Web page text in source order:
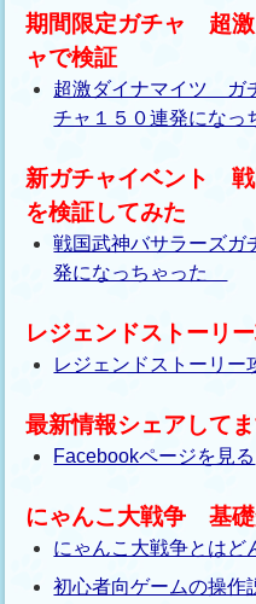
期間限定ガチャ 超激
ャで検証
超激ダイナマイツ ガ
チャ１５０連発になっ
新ガチャイベント 戦
を検証してみた
戦国武神バサラーズ
発になっちゃった
レジェンドストーリ
レジェンドストーリー
最新情報シェアしてま
Facebookページを見る
にゃんこ大戦争 基
にゃんこ大戦争とはど
初心者向ゲームの操作